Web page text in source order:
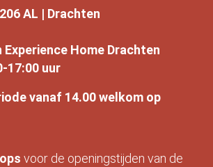
AL | Drachten
Home Drachten
17:00 uur
vanaf 14.00 welkom op
voor de openingstijden van de